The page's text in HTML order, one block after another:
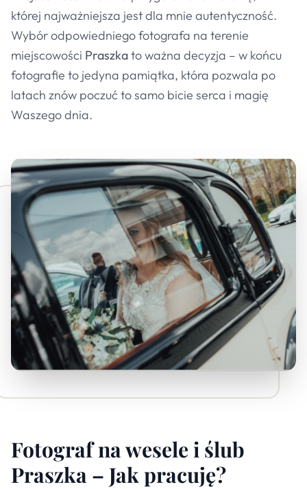
której najważniejsza jest dla mnie autentyczność.
Wybór odpowiedniego fotografa na terenie
miejscowości Praszkato ważna decyzja – w końcu
fotografie to jedyna pamiątka, która pozwala po
latach znów poczuć to samo bicie serca i magię
Waszego dnia.
Fotograf na wesele i ślub
Praszka – Jak pracuję?